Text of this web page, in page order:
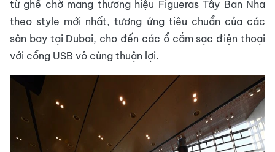
từ ghế chờ mang thương hiệu Figueras Tây Ban Nha
theo style mới nhất, tương ứng tiêu chuẩn của các
sân bay tại Dubai, cho đến các ổ cắm sạc điện thoại
với cổng USB vô cùng thuận lợi.